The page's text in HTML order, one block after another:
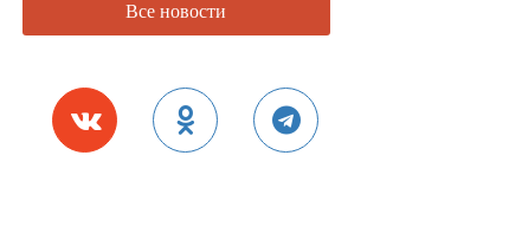
Все новости